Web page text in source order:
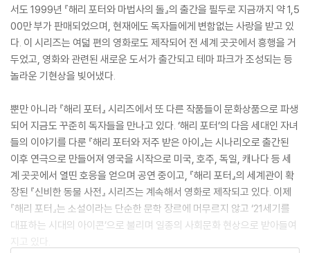
서도 1999년 『해리 포터와 마법사의 돌』의 출간을 필두로 지금까지 약 1,5
00만 부가 판매되었으며, 현재에도 독자들에게 변함없는 사랑을 받고 있
다. 이 시리즈는 여덟 편의 영화로도 제작되어 전 세계 곳곳에서 흥행을 거
두었고, 영화와 관련된 새로운 도서가 출간되고 테마 파크가 조성되는 등
놀라운 기현상을 빚어냈다.
뿐만 아니라 『해리 포터』 시리즈에서 또 다른 작품들이 문화상품으로 파생
되어 지금도 꾸준히 독자들을 만나고 있다. ‘해리 포터’의 다음 세대인 자녀
들의 이야기를 다룬 『해리 포터와 저주 받은 아이』는 시나리오로 출간된
이후 연극으로 만들어져 영국을 시작으로 미국, 호주, 독일, 캐나다 등 세
계 곳곳에서 열띤 호응을 얻으며 공연 중이고, 『해리 포터』의 세계관이 확
장된 『신비한 동물 사전』 시리즈는 계속해서 영화로 제작되고 있다. 이제
『해리 포터』는 소설이라는 단순한 문학 장르에 머무르지 않고 ‘21세기를
대표하는 시대의 아이콘’으로 불리며 일종의 사회문화 현상으로 받아들여
지고 있다.